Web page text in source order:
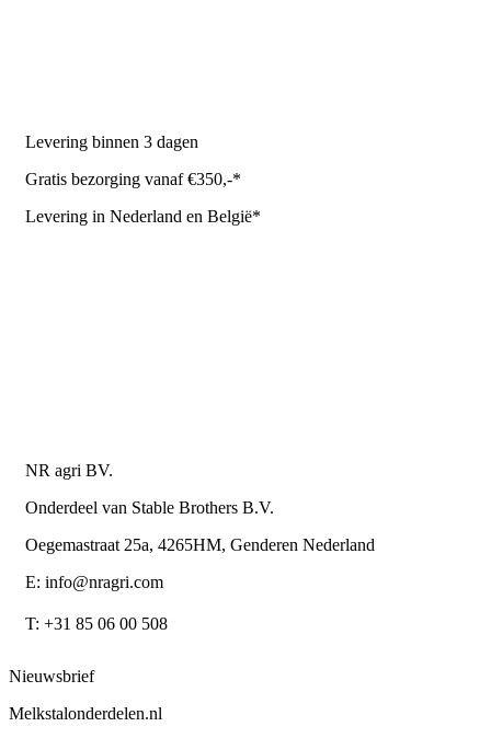
Levering binnen 3 dagen
Gratis bezorging vanaf €350,-*
Levering in Nederland en België*
NR agri BV.
Onderdeel van Stable Brothers B.V.
Oegemastraat 25a, 4265HM, Genderen Nederland
E: info@nragri.com
T: +31 85 06 00 508
Nieuwsbrief
Melkstalonderdelen.nl